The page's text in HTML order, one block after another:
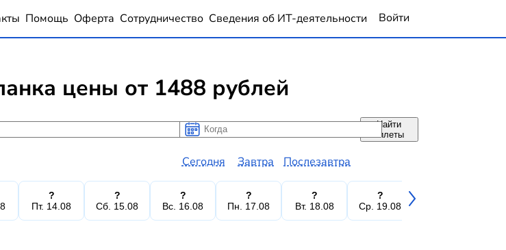
Помощь Оферта Сотрудничество Сведения об ИТ-деятельности Войти
цены от 1488 рублей
Когда
Когда
Сегодня Завтра Послезавтра
Найти
билеты
?
Пт. 14.08
?
Сб. 15.08
?
Вс. 16.08
?
Пн. 17.08
?
Вт. 18.08
?
Ср. 19.08